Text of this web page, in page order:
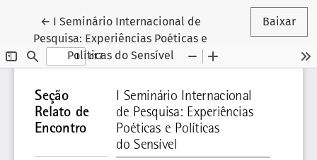
← Voltar aos Detalhes do Artigo
I Seminário Internacional de
Pesquisa: Experiências Poéticas e
Políticas do Sensível
Baixar